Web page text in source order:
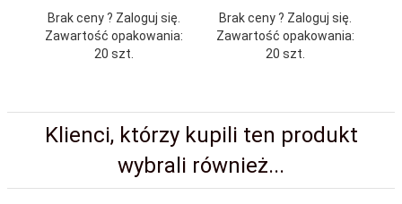
Brak ceny ? Zaloguj się.
Zawartość opakowania:
20 szt.
Brak ceny ? Zaloguj się.
Zawartość opakowania:
20 szt.
Klienci, którzy kupili ten produkt
wybrali również...